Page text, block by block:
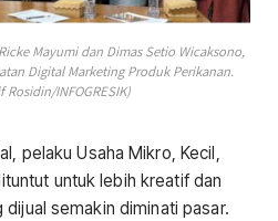
Mayumi dan Dimas Setio Wicaksono,
Digital Marketing Produk Perikanan.
Rosidin/INFOGRESIK)
pelaku Usaha Mikro, Kecil,
untuk lebih kreatif dan
semakin diminati pasar.